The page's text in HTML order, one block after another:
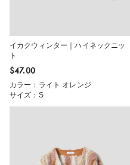
イカクウィンター｜ハイネックニッ
ト
$‌47.00
カラー：ライト オレンジ
サイズ：S